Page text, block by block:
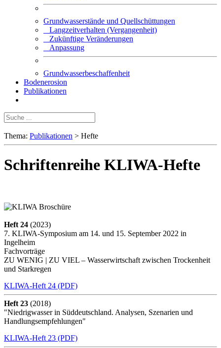
Grundwasserstände und Quellschüttungen
Langzeitverhalten (Vergangenheit)
Zukünftige Veränderungen
Anpassung
Grundwasserbeschaffenheit
Bodenerosion
Publikationen
Thema: Publikationen > Hefte
Schriftenreihe KLIWA-Hefte
Heft 24 (2023)
7. KLIWA-Symposium am 14. und 15. September 2022 in
Ingelheim
Fachvorträge
ZU WENIG | ZU VIEL – Wasserwirtschaft zwischen Trockenheit
und Starkregen
KLIWA-Heft 24 (PDF)
Heft 23 (2018)
"Niedrigwasser in Süddeutschland. Analysen, Szenarien und
Handlungsempfehlungen"
KLIWA-Heft 23 (PDF)